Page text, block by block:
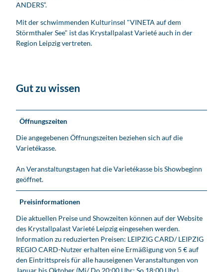
ANDERS“.
Mit der schwimmenden Kulturinsel "VINETA auf dem
Störmthaler See" ist das Krystallpalast Varieté auch in der
Region Leipzig vertreten.
Gut zu wissen
Öffnungszeiten
Die angegebenen Öffnungszeiten beziehen sich auf die
Varietékasse.
An Veranstaltungstagen hat die Varietékasse bis Showbeginn
geöffnet.
Preisinformationen
Die aktuellen Preise und Showzeiten können auf der Website
des Krystallpalast Varieté Leipzig eingesehen werden.
Information zu reduzierten Preisen: LEIPZIG CARD/ LEIPZIG
REGIO CARD-Nutzer erhalten eine Ermäßigung von 5 € auf
den Eintrittspreis für alle hauseigenen Veranstaltungen von